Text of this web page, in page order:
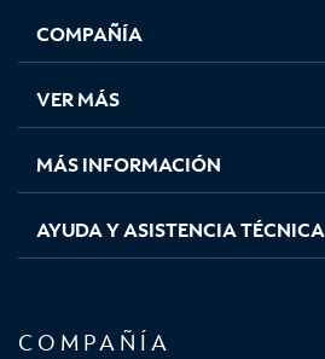
abre
en
pestaña
nueva
abre
en
pestaña
nueva
abre
en
pestaña
nueva
en
nueva
COMPAÑÍA
VER MÁS
MÁS INFORMACIÓN
AYUDA Y ASISTENCIA TÉCNICA
COMPAÑÍA